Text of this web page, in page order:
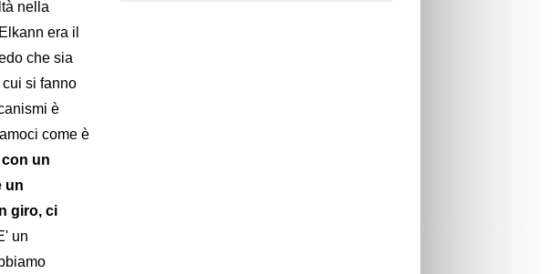
nella
era il
che sia
si fanno
è
come è
un
un
giro, ci
un